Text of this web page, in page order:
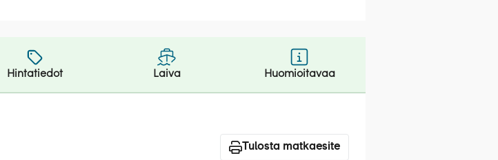
Hintatiedot Laiva Huomioitavaa
Tulosta matkaesite